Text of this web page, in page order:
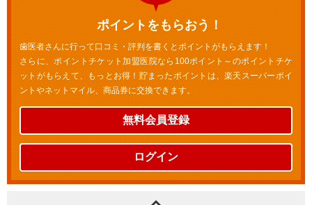
ポイントをもらおう！
歯医者さんに行って口コミ・評判を書くとポイントがもらえます！
さらに、ポイントチケット加盟医院なら100ポイント～のポイントチケ
ットがもらえて、もっとお得！貯まったポイントは、楽天スーパーポイ
ントやネットマイル、商品券に交換できます。
無料会員登録
ログイン